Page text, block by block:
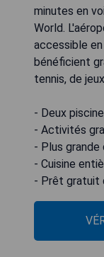
minutes en
World.
accessible
bénéficient
tennis, de
- Deux
- Activités
- Plus
- Cuisine
- Prêt gratuit